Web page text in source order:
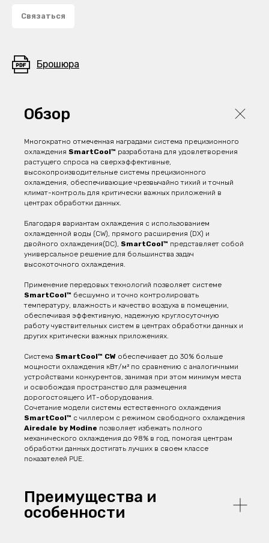
Связаться
Брошюра
Обзор
Многократно отмеченная наградами система прецизионного
охлаждения SmartCool™ разработана для удовлетворения
растущего спроса на сверхэффективные,
высокопроизводительные системы прецизионного
охлаждения, обеспечивающие чрезвычайно тихий и точный
климат-контроль для критически важных приложений в
центрах обработки данных.
Благодаря вариантам охлаждения с использованием
охлажденной воды (CW), прямого расширения (DX) и
двойного охлаждения(DC), SmartCool™ представляет собой
универсальное решение для большинства задач
высокоточного охлаждения.
Применение передовых технологий позволяет системе
SmartCool™ бесшумно и точно контролировать
температуру, влажность и качество воздуха в помещении,
обеспечивая эффективную, надежную круглосуточную
работу чувствительных систем в центрах обработки данных и
других критически важных приложениях.
Система SmartCool™ CW обеспечивает до 30% больше
мощности охлаждения кВт/м² по сравнению с аналогичными
устройствами конкурентов, занимая при этом минимум места
и освобождая пространство для размещения
дорогостоящего ИТ-оборудования.
Сочетание модели системы естественного охлаждения
SmartCool™ с чиллером с режимом свободного охлаждения
Airedale by Modine позволяет избежать полного
механического охлаждения до 98% в год, помогая центрам
обработки данных достигать лучших в своем классе
показателей PUE.
Преимущества и
особенности